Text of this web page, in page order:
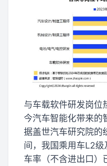
与车载软件研发岗位
今汽车智能化带来的
据盖世汽车研究院的
间，我国乘用车L2
车率（不含进出口）